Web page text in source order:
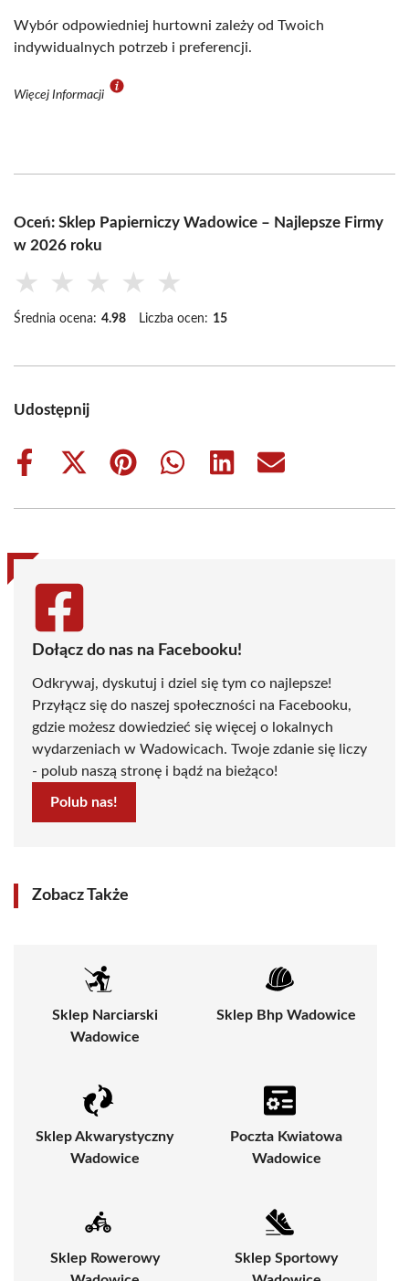
Wybór odpowiedniej hurtowni zależy od Twoich
indywidualnych potrzeb i preferencji.
Więcej Informacji
Oceń: Sklep Papierniczy Wadowice – Najlepsze Firmy
w 2026 roku
★ ★ ★ ★ ★
Średnia ocena: 4.98 Liczba ocen: 15
Udostępnij
Share
Share
(Twitter)
Share
Share
Share
Share
Dołącz do nas na Facebooku!
Odkrywaj, dyskutuj i dziel się tym co najlepsze!
Przyłącz się do naszej społeczności na Facebooku,
gdzie możesz dowiedzieć się więcej o lokalnych
wydarzeniach w Wadowicach. Twoje zdanie się liczy
- polub naszą stronę i bądź na bieżąco!
Polub nas!
Zobacz Także
Sklep Narciarski
Wadowice
Sklep Bhp Wadowice
Sklep Akwarystyczny
Wadowice
Poczta Kwiatowa
Wadowice
Sklep Rowerowy
Sklep Sportowy